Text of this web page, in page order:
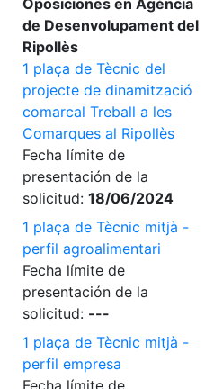
Oposiciones en Agència
de Desenvolupament del
Ripollès
1 plaça de Tècnic del
projecte de dinamització
comarcal Treball a les
Comarques al Ripollès
Fecha límite de
presentación de la
solicitud: 18/06/2024
1 plaça de Tècnic mitjà -
perfil agroalimentari
Fecha límite de
presentación de la
solicitud: ---
1 plaça de Tècnic mitjà -
perfil empresa
Fecha límite de